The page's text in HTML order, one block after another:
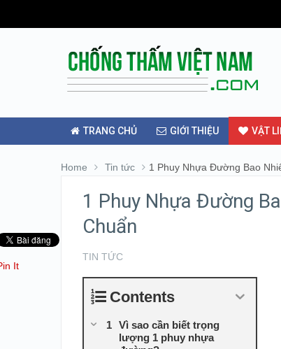
TRANG CHỦ GIỚI THIỆU VẬT
Home Tin tức 1 Phuy Nhựa Đường Bao
1 Phuy Nhựa Đường
Chuẩn
TIN TỨC
Contents
Vì sao cần biết trọng
lượng 1 phuy nhựa
It